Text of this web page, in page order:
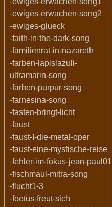
-ewiges-erwachen-song2
-ewiges-glueck
-faith-in-the-dark-song
-familienrat-in-nazareth
-farben-lapislazuli-
ultramarin-song
-farben-purpur-song
-farnesina-song
-fasten-bringt-licht
-faust
-faust-I-die-metal-oper
-faust-eine-mystische-reise
-fehler-im-fokus-jean-paul01
-fischmaul-mitra-song
-flucht1-3
-foetus-freut-sich